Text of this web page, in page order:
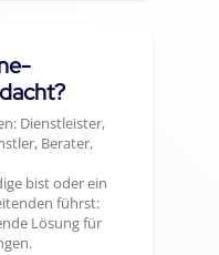
Dienstleister,
Berater,
bist oder ein
führst:
Lösung für